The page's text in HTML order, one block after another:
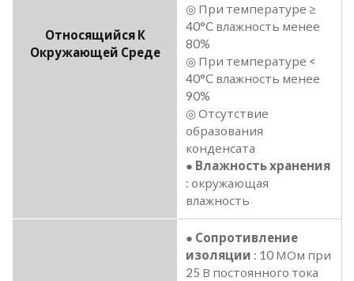
Относящийся К
Окружающей Среде
◎ При температуре ≥
40°C влажность менее
80%
◎ При температуре <
40°C влажность менее
90%
◎ Отсутствие
образования
конденсата
● Влажность хранения
: окружающая
влажность
● Сопротивление
изоляции : 10 МОм при
25 В постоянного тока